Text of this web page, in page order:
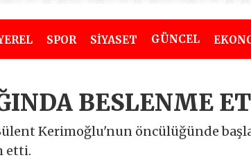
SPOR SİYASET GÜNCEL
BESLENME
Kerimoğlu'nun öncülüğünde
etti.